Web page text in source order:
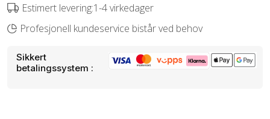
Estimert levering:1-4 virkedager
Profesjonell kundeservice bistår ved behov
Sikkert
betalingssystem :